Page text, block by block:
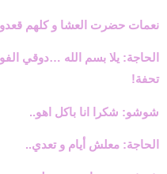
نعمات حضرت العشا و كلهم
الحاجة: يلا بسم الله …دوقي
تحفة!
شوشو: شكرا انا باكل اهو..
الحاجة: معلش أيام و تعدي..